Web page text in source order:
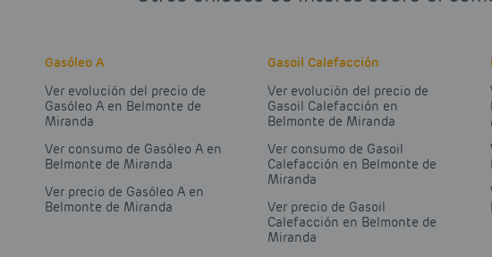
Gasóleo A
Ver evolución del precio de
Gasóleo A en Belmonte de
Miranda
Ver consumo de Gasóleo A en
Belmonte de Miranda
Ver precio de Gasóleo A en
Belmonte de Miranda
Gasoil Calefacción
Ver evolución del precio de
Gasoil Calefacción en
Belmonte de Miranda
Ver consumo de Gasoil
Calefacción en Belmonte de
Miranda
Ver precio de Gasoil
Calefacción en Belmonte de
Miranda